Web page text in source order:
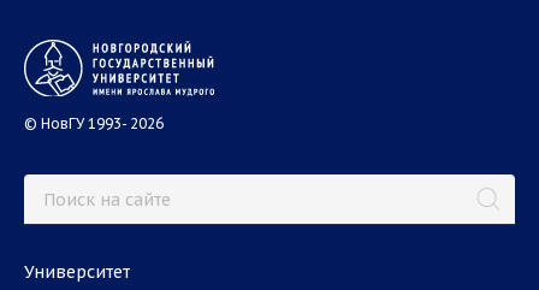
© НовГУ 1993- 2026
Университет